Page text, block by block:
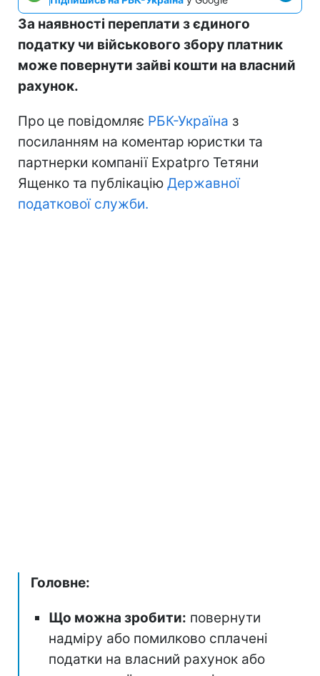
За наявності переплати з єдиного
податку чи військового збору платник
може повернути зайві кошти на власний
рахунок.
Про це повідомляє РБК-Україна з
посиланням на коментар юристки та
партнерки компанії Expatpro Тетяни
Ященко та публікацію Державної
податкової служби.
Головне:
Що можна зробити: повернути
надміру або помилково сплачені
податки на власний рахунок або